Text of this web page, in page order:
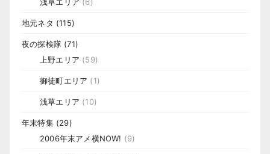
地元ネタ (115)
夜の探検隊 (71)
上野エリア (59)
御徒町エリア (1)
浅草エリア (10)
年末特集(29)
2006年末アメ横NOW! (9)